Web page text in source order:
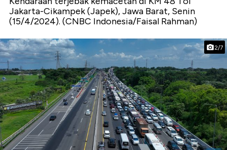
Jakarta-Cikampek (Japek), Jawa Barat, Senin
(15/4/2024). (CNBC Indonesia/Faisal Rahman)
2/7